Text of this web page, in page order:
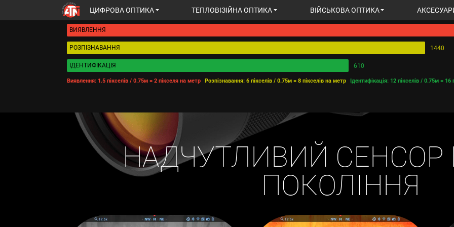
ЦИФРОВА ОПТИКА ТЕПЛОВІЗІЙНА ОПТИКА ВІЙСЬКОВА ОПТИКА
ATNMARS 5 XD
ДІАГРАМА ВИЯВЛЕННЯ ОБ’ЄКТА НА ВІДСТАНІ
ВИЯВЛЕННЯ
РОЗПІЗНАВАННЯ 1440
ІДЕНТИФІКАЦІЯ 610
Виявлення: 1.5 пікселів / 0.75м = 2 пікселя на метр Розпізнавання: 6 пікселів / 0.75м = 8 пікселів на метр Ідентифікація: 12 пікселів / 0.75м = 16
НАДЧУТЛИВИЙ СЕНСОР
ПОКОЛІННЯ